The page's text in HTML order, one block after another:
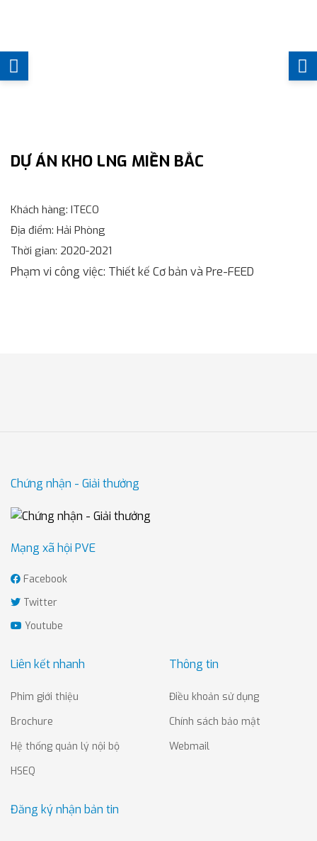
DỰ ÁN KHO LNG MIỀN BẮC
Khách hàng: ITECO
Địa điểm: Hải Phòng
Thời gian: 2020-2021
Phạm vi công việc: Thiết kế Cơ bản và Pre-FEED
Chứng nhận - Giải thưởng
Mạng xã hội PVE
Facebook
Twitter
Youtube
Liên kết nhanh
Phim giới thiệu
Brochure
Hệ thống quản lý nội bộ
HSEQ
Thông tin
Điều khoản sử dụng
Chính sách bảo mật
Webmail
Đăng ký nhận bản tin